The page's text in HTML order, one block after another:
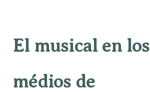
El musical en los
médios de